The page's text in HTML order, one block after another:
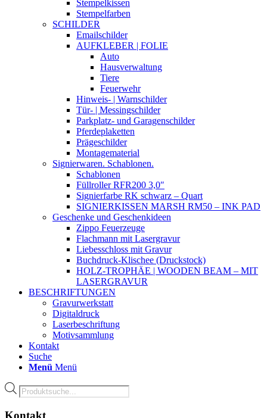
Stempelkissen
Stempelfarben
SCHILDER
Emailschilder
AUFKLEBER | FOLIE
Auto
Hausverwaltung
Tiere
Feuerwehr
Hinweis- | Warnschilder
Tür- | Messingschilder
Parkplatz- und Garagenschilder
Pferdeplaketten
Prägeschilder
Montagematerial
Signierwaren. Schablonen.
Schablonen
Füllroller RFR200 3,0″
Signierfarbe RK schwarz – Quart
SIGNIERKISSEN MARSH RM50 – INK PAD
Geschenke und Geschenkideen
Zippo Feuerzeuge
Flachmann mit Lasergravur
Liebesschloss mit Gravur
Buchdruck-Klischee (Druckstock)
HOLZ-TROPHÄE | WOODEN BEAM – MIT
LASERGRAVUR
BESCHRIFTUNGEN
Gravurwerkstatt
Digitaldruck
Laserbeschriftung
Motivsammlung
Kontakt
Suche
Menü Menü
Products
search
Kontakt